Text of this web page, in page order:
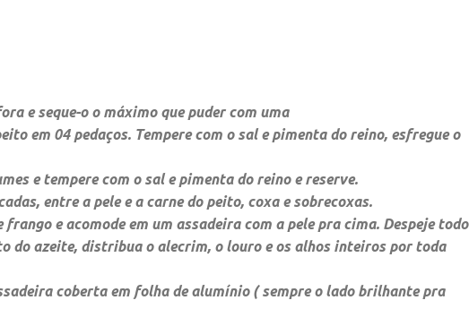
e seque-o o máximo que puder com uma
em 04 pedaços. Tempere com o sal e pimenta do reino, esfregue o
e tempere com o sal e pimenta do reino e reserve.
entre a pele e a carne do peito, coxa e sobrecoxas.
frango e acomode em um assadeira com a pele pra cima. Despeje todo
do azeite, distribua o alecrim, o louro e os alhos inteiros por toda
coberta em folha de alumínio ( sempre o lado brilhante pra